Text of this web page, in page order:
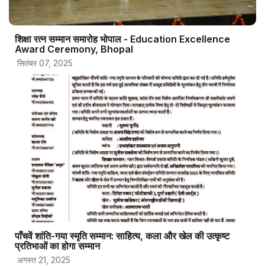
शिक्षा रत्न सम्मान समारोह भोपाल - Education Excellence
Award Ceremony, Bhopal
सितंबर 07, 2025
पाँचवें शांति-गया स्मृति सम्मान: साहित्य, कला और खेल की उत्कृष्ट
प्रतिभाओं का होगा सम्मान
अगस्त 21, 2025